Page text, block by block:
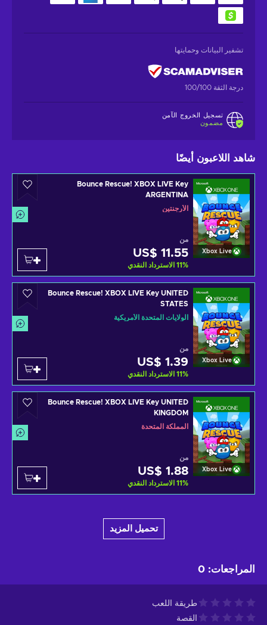
تشفير البيانات وحمايتها
درجة الثقة 100/100
تسجيل الخروج الآمن
مضمون
شاهد اللاعبون أيضًا
Xbox Live
Bounce Rescue! XBOX LIVE Key
ARGENTINA
الأرجنتين
من
US$ 11.55
11% الاسترداد النقدي
Xbox Live
Bounce Rescue! XBOX LIVE Key UNITED
STATES
الولايات المتحدة الأمريكية
من
US$ 1.39
11% الاسترداد النقدي
Xbox Live
Bounce Rescue! XBOX LIVE Key UNITED
KINGDOM
المملكة المتحدة
من
US$ 1.88
11% الاسترداد النقدي
تحميل المزيد
المراجعات:
0
طريقة اللعب
القصة